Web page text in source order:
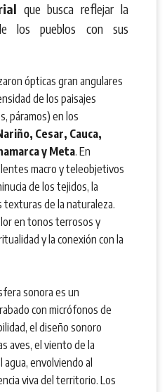
que busca reflejar la
los pueblos con sus
ópticas gran angulares
de los paisajes
páramos) en los
Cesar, Cauca,
y Meta. En
macro y teleobjetivos
de los tejidos, la
texturas de la naturaleza.
en tonos terrosos y
y la conexión con la
sonora es un
con micrófonos de
el diseño sonoro
aves, el viento de la
envolviendo al
viva del territorio. Los